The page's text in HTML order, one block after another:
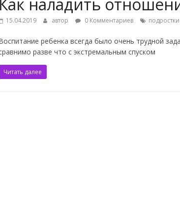
15.04.2019 автор 0 Комментариев
ребенка всегда было очень трудной
разве что с экстремальным спуском
Читать далее